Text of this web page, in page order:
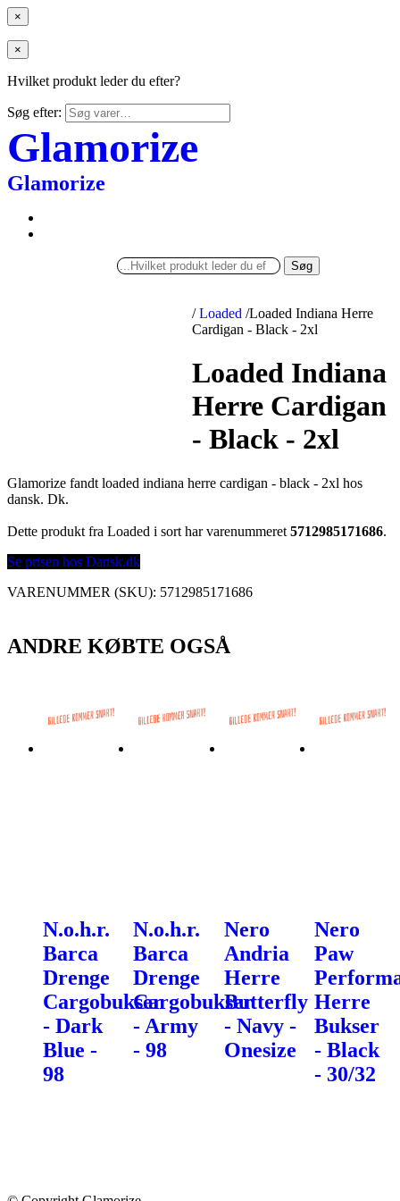
×
×
Hvilket produkt leder du efter?
Søg efter:
Glamorize
Glamorize
Søg
/ Loaded /Loaded Indiana Herre
Cardigan - Black - 2xl
Loaded Indiana
Herre Cardigan
- Black - 2xl
Glamorize fandt loaded indiana herre cardigan - black - 2xl hos
dansk. Dk.
Dette produkt fra Loaded i sort har varenummeret 5712985171686.
Se prisen hos Dansk.dk
VARENUMMER (SKU): 5712985171686
ANDRE KØBTE OGSÅ
N.o.h.r.
Barca
Drenge
Cargobukser
- Dark
Blue -
98
N.o.h.r.
Barca
Drenge
Cargobukser
- Army
- 98
Nero
Andria
Herre
Butterfly
- Navy -
Onesize
Nero
Paw
Herre
Bukser
- Black
- 30/32